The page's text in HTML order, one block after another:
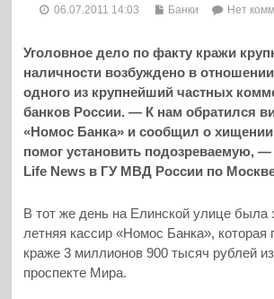
06.07.2011 14:03 Банки Нет
Уголовное дело по факту кражи
наличности возбуждено в
одного из крупнейший частных
банков России. — К нам обратился
«Номос Банка» и сообщил о хищении
помог установить подозреваемую,
Life News в ГУ МВД России по
В тот же день на Елинской улице была
летняя кассир «Номос Банка», которая
краже 3 миллионов 900 тысяч рублей
проспекте Мира.